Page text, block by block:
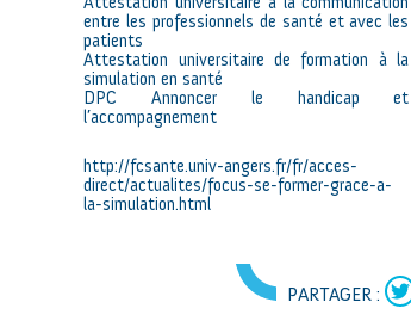
entre les professionnels de santé et avec les
patients
Attestation universitaire de formation à la
simulation en santé
DPC Annoncer le handicap et
l’accompagnement
http://fcsante.univ-angers.fr/fr/acces-
direct/actualites/focus-se-former-grace-a-
la-simulation.html
PARTAGER :